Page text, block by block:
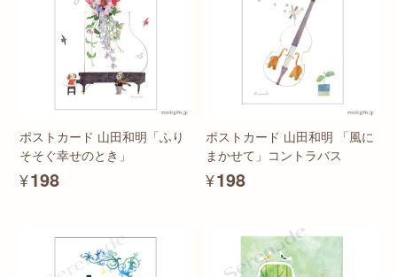
ポストカード 山田和明「ふり
そそぐ幸せのとき」
¥198
ポストカード 山田和明 「風に
まかせて」コントラバス
¥198